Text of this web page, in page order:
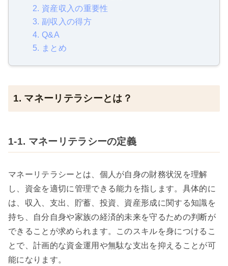
2. 資産収入の重要性
3. 副収入の得方
4. Q&A
5. まとめ
1. マネーリテラシーとは？
1-1. マネーリテラシーの定義
マネーリテラシーとは、個人が自身の財務状況を理解
し、資金を適切に管理できる能力を指します。具体的に
は、収入、支出、貯蓄、投資、資産形成に関する知識を
持ち、自分自身や家族の経済的未来を守るための判断が
できることが求められます。このスキルを身につけるこ
とで、計画的な資金運用や無駄な支出を抑えることが可
能になります。